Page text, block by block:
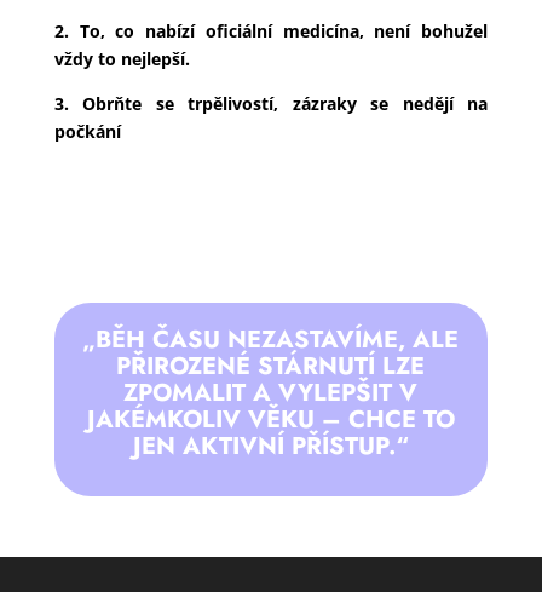
2. To, co nabízí oficiální medicína, není bohužel
vždy to nejlepší.
3. Obrňte se trpělivostí, zázraky se nedějí na
počkání
„BĚH ČASU NEZASTAVÍME, ALE
PŘIROZENÉ STÁRNUTÍ LZE
ZPOMALIT A VYLEPŠIT V
JAKÉMKOLIV VĚKU – CHCE TO
JEN AKTIVNÍ PŘÍSTUP.“